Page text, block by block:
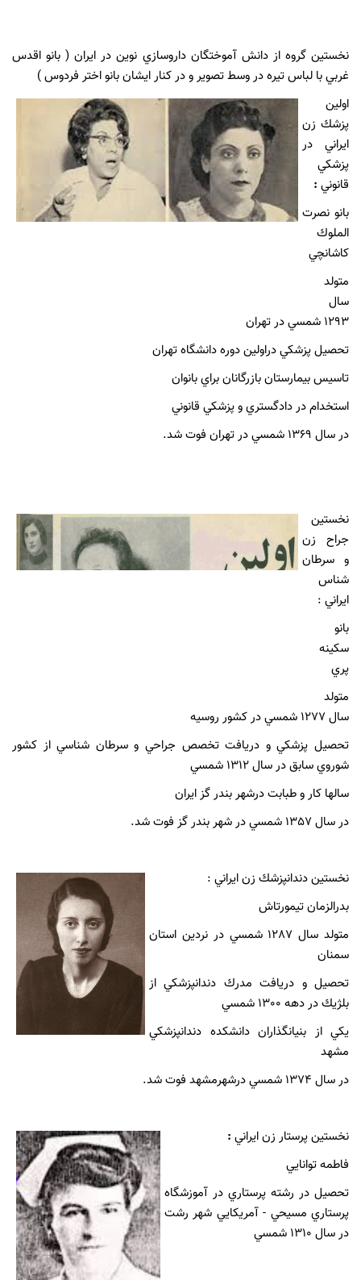
نخستين گروه از دانش آموختگان داروسازي نوين در ايران ( بانو اقدس
غربي با لباس تيره در وسط تصوير و در كنار ايشان بانو اختر فردوس )
اولين
پزشك زن
ايراني در
پزشكي
قانوني :
بانو نصرت
الملوك
كاشانچي
متولد
سال
1293 شمسي در تهران
تحصيل پزشكي دراولين دوره دانشگاه تهران
تاسيس بيمارستان بازرگانان براي بانوان
استخدام در دادگستري و پزشكي قانوني
در سال 1369 شمسي در تهران فوت شد.
نخستين
جراح زن
و سرطان
شناس
ايراني :
بانو
سكينه
پري
متولد
سال 1277 شمسي در كشور روسيه
تحصيل پزشكي و دريافت تخصص جراحي و سرطان شناسي از كشور
شوروي سابق در سال 1312 شمسي
سالها كار و طبابت درشهر بندر گز ايران
در سال 1357 شمسي در شهر بندر گز فوت شد.
نخستين دندانپزشك زن ايراني :
بدرالزمان تيمورتاش
متولد سال 1287 شمسي در نردين استان
سمنان
تحصيل و دريافت مدرك دندانپزشكي از
بلژيك در دهه 1300 شمسي
يكي از بنيانگذاران دانشكده دندانپزشكي
مشهد
در سال 1374 شمسي درشهرمشهد فوت شد.
نخستين پرستار زن ايراني :
فاطمه توانايي
تحصيل در رشته پرستاري در آموزشگاه
پرستاري مسيحي - آمريكايي شهر رشت
در سال 1310 شمسي